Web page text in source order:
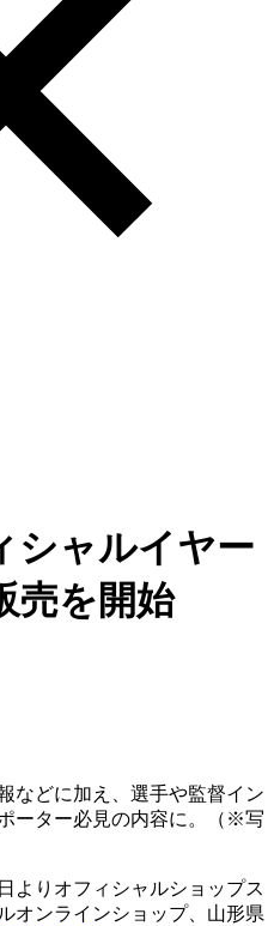
シャルイヤー
売を開始
などに加え、選手や監督イン
ーター必見の内容に。（※写
よりオフィシャルショップス
オンラインショップ、山形県